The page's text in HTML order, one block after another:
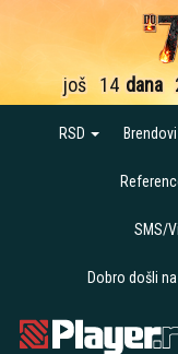
još 14 dana
RSD Brendovi
SMS/
Dobro došli